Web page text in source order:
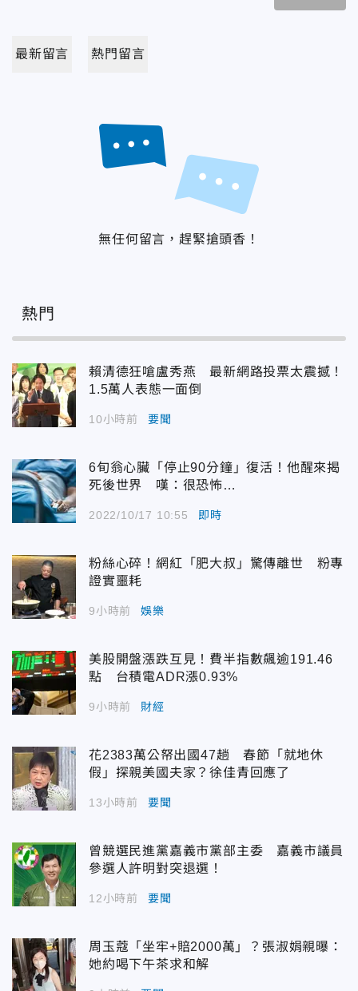
最新留言 熱門留言
無任何留言，趕緊搶頭香！
熱門
賴清德狂嗆盧秀燕 最新網路投票太震撼！
1.5萬人表態一面倒
10小時前 要聞
6旬翁心臟「停止90分鐘」復活！他醒來揭
死後世界 嘆：很恐怖…
2022/10/17 10:55 即時
粉絲心碎！網紅「肥大叔」驚傳離世 粉專
證實噩耗
9小時前 娛樂
美股開盤漲跌互見！費半指數飆逾191.46
點 台積電ADR漲0.93%
9小時前 財經
花2383萬公帑出國47趟 春節「就地休
假」探親美國夫家？徐佳青回應了
13小時前 要聞
曾競選民進黨嘉義市黨部主委 嘉義市議員
參選人許明對突退選！
12小時前 要聞
周玉蔻「坐牢+賠2000萬」？張淑娟親曝：
她約喝下午茶求和解